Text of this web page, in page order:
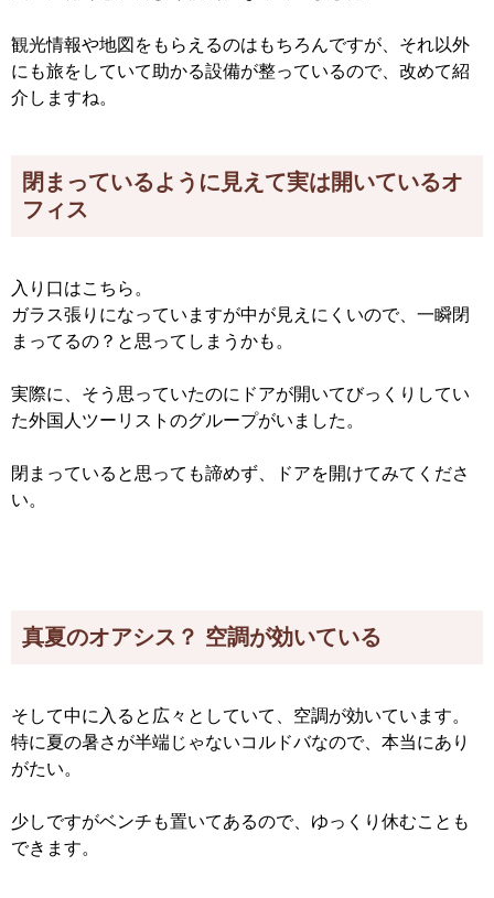
観光情報や地図をもらえるのはもちろんですが、それ以外
にも旅をしていて助かる設備が整っているので、改めて紹
介しますね。
閉まっているように見えて実は開いているオ
フィス
入り口はこちら。
ガラス張りになっていますが中が見えにくいので、一瞬閉
まってるの？と思ってしまうかも。
実際に、そう思っていたのにドアが開いてびっくりしてい
た外国人ツーリストのグループがいました。
閉まっていると思っても諦めず、ドアを開けてみてくださ
い。
真夏のオアシス？ 空調が効いている
そして中に入ると広々としていて、空調が効いています。
特に夏の暑さが半端じゃないコルドバなので、本当にあり
がたい。
少しですがベンチも置いてあるので、ゆっくり休むことも
できます。